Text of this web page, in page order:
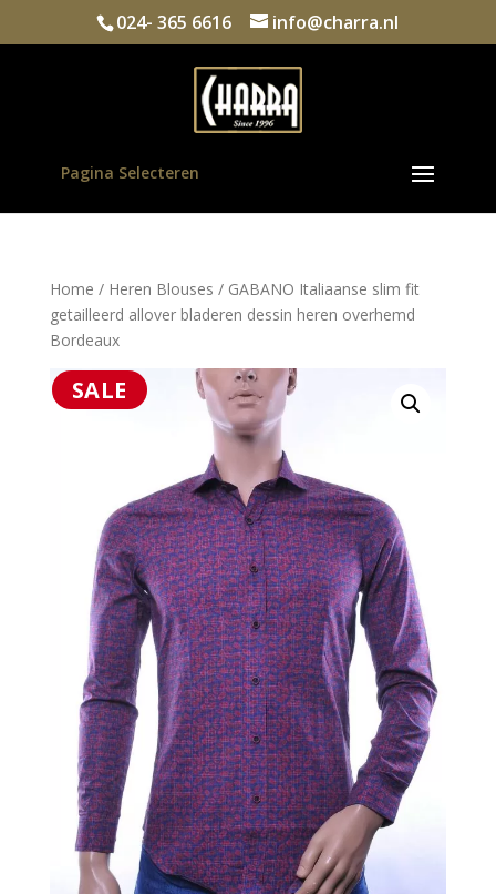
024- 365 6616 info@charra.nl
Pagina Selecteren
Home / Heren Blouses / GABANO Italiaanse slim fit
getailleerd allover bladeren dessin heren overhemd
Bordeaux
SALE